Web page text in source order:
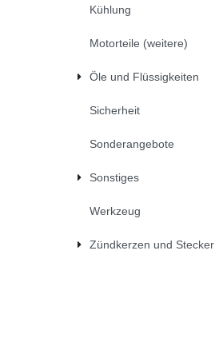
Kühlung
Motorteile (weitere)
Öle und Flüssigkeiten
Sicherheit
Sonderangebote
Sonstiges
Werkzeug
Zündkerzen und Stecker